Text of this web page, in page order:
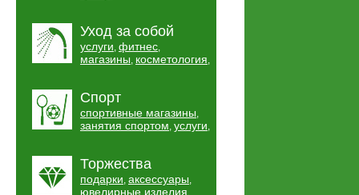
Уход за собой
услуги, фитнес,
магазины, косметология,
Спорт
спортивные магазины,
занятия спортом, услуги,
Торжества
подарки, аксессуары,
ювелирные изделия,